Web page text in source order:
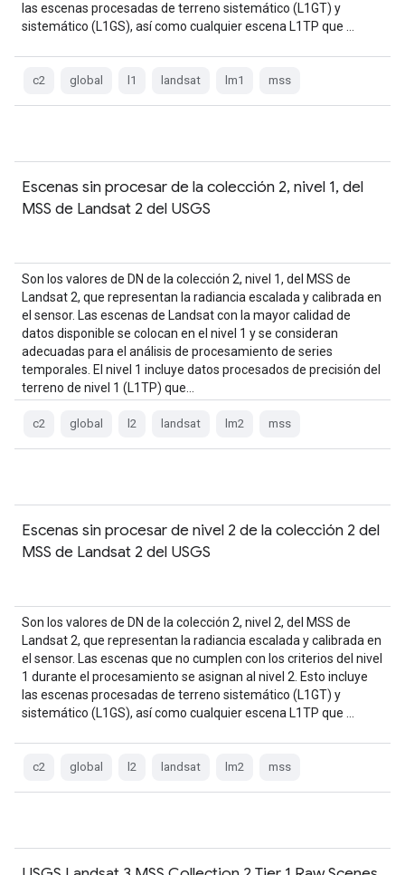
las escenas procesadas de terreno sistemático (L1GT) y
sistemático (L1GS), así como cualquier escena L1TP que …
c2 global l1 landsat lm1 mss
Escenas sin procesar de la colección 2, nivel 1, del
MSS de Landsat 2 del USGS
Son los valores de DN de la colección 2, nivel 1, del MSS de
Landsat 2, que representan la radiancia escalada y calibrada en
el sensor. Las escenas de Landsat con la mayor calidad de
datos disponible se colocan en el nivel 1 y se consideran
adecuadas para el análisis de procesamiento de series
temporales. El nivel 1 incluye datos procesados de precisión del
terreno de nivel 1 (L1TP) que…
c2 global l2 landsat lm2 mss
Escenas sin procesar de nivel 2 de la colección 2 del
MSS de Landsat 2 del USGS
Son los valores de DN de la colección 2, nivel 2, del MSS de
Landsat 2, que representan la radiancia escalada y calibrada en
el sensor. Las escenas que no cumplen con los criterios del nivel
1 durante el procesamiento se asignan al nivel 2. Esto incluye
las escenas procesadas de terreno sistemático (L1GT) y
sistemático (L1GS), así como cualquier escena L1TP que …
c2 global l2 landsat lm2 mss